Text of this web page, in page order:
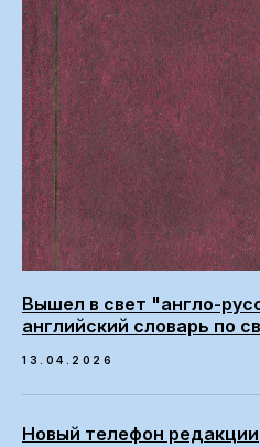
Вышел в свет "англо-
английский словарь по
13.04.2026
Новый телефон редакции